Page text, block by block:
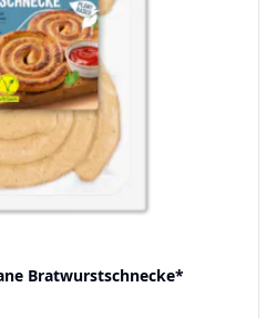
Bratwurstschnecke*